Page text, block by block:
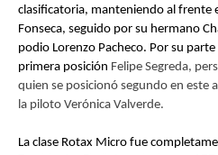
clasificatoria, manteniendo al frente
Fonseca, seguido por su hermano
podio Lorenzo Pacheco. Por su
primera posición Felipe Segreda,
quien se posicionó segundo en este
la piloto Verónica Valverde.
La clase Rotax Micro fue